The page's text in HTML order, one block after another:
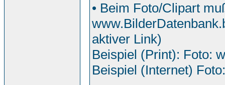
• Beim Foto/Clipart
aktiver Link)
Beispiel (Print): Foto:
Beispiel (Internet)